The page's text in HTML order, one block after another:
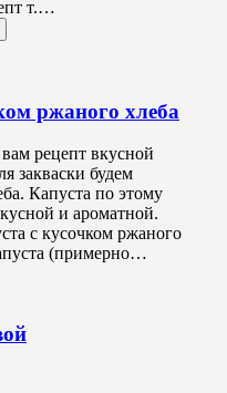
т.…
ржаного хлеба
рецепт вкусной
закваски будем
Капуста по этому
и ароматной.
с кусочком ржаного
(примерно…